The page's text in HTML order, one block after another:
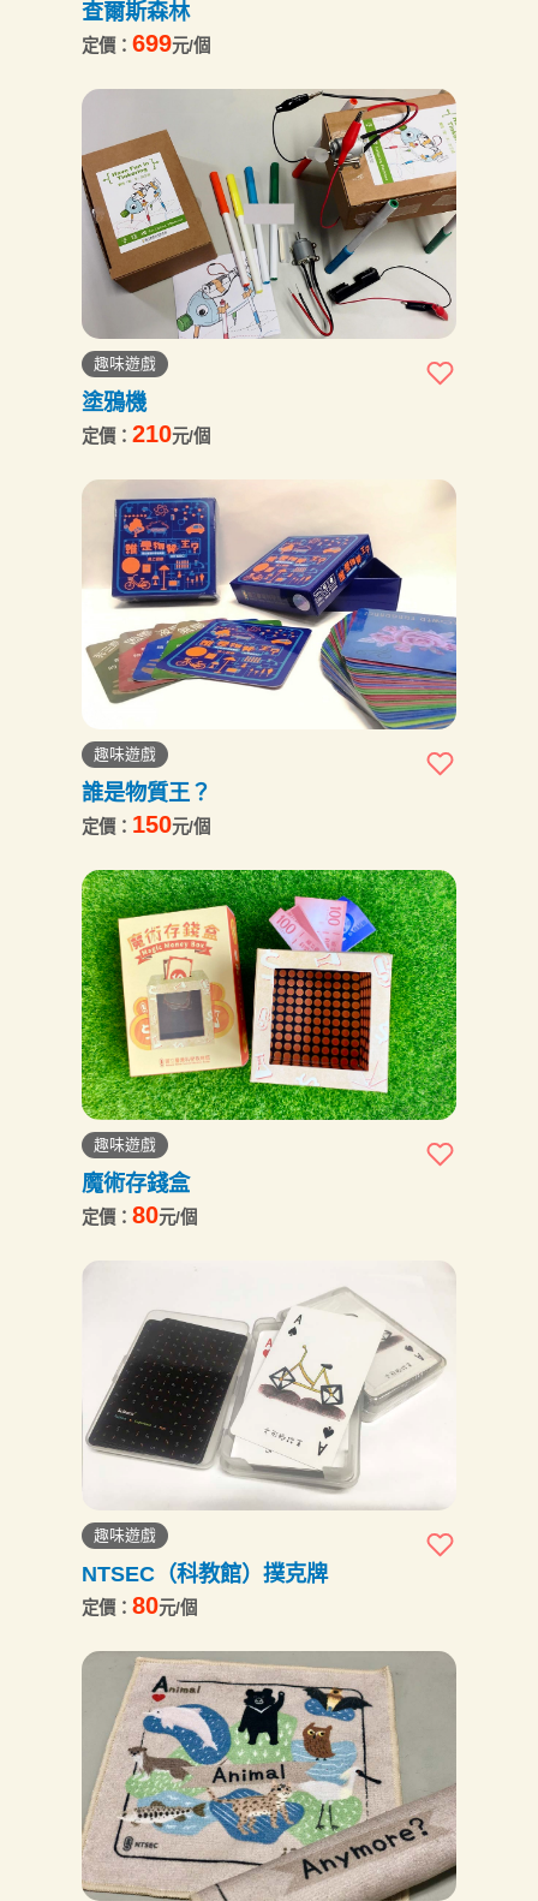
查爾斯森林
定價：699元/個
趣味遊戲
塗鴉機
定價：210元/個
趣味遊戲
誰是物質王？
定價： 150元/個
趣味遊戲
魔術存錢盒
定價：80元/個
趣味遊戲
NTSEC（科教館）撲克牌
定價：80元/個